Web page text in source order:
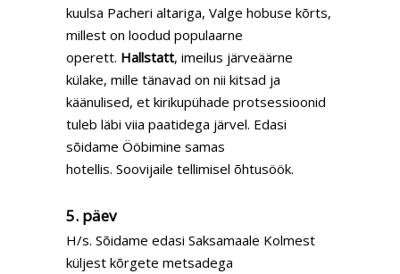
kuulsa Pacheri altariga, Valge hobuse kõrts,
millest on loodud populaarne
operett. Hallstatt, imeilus järveäärne
külake, mille tänavad on nii kitsad ja
käänulised, et kirikupühade protsessioonid
tuleb läbi viia paatidega järvel. Edasi
sõidame Ööbimine samas
hotellis. Soovijaile tellimisel õhtusöök.
5. päev
H/s. Sõidame edasi Saksamaale Kolmest
küljest kõrgete metsadega